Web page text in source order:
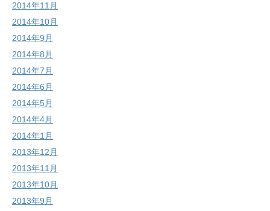
2014年11月
2014年10月
2014年9月
2014年8月
2014年7月
2014年6月
2014年5月
2014年4月
2014年1月
2013年12月
2013年11月
2013年10月
2013年9月